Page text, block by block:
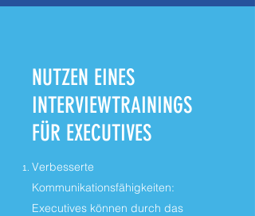
NUTZEN EINES
INTERVIEWTRAININGS
FÜR EXECUTIVES
Verbesserte
Kommunikationsfähigkeiten:
Executives können durch das